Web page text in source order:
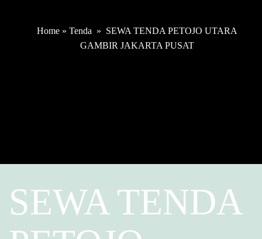
Home» Tenda » SEWA TENDA PETOJO UTARA
GAMBIR JAKARTA PUSAT
SEWA TENDA